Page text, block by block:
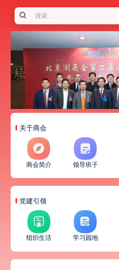
关于商会
商会简介 领导班子
党建引领
组织生活 学习园地